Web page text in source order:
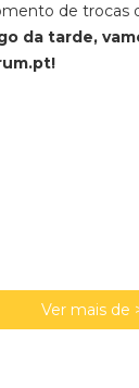
de trocas
da tarde,
Ver mais de